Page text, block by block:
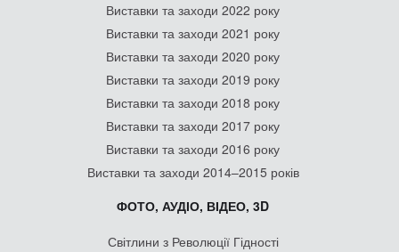
Виставки та заходи 2022 року
Виставки та заходи 2021 року
Виставки та заходи 2020 року
Виставки та заходи 2019 року
Виставки та заходи 2018 року
Виставки та заходи 2017 року
Виставки та заходи 2016 року
Виставки та заходи 2014–2015 років
ФОТО, АУДІО, ВІДЕО, 3D
Світлини з Революції Гідності